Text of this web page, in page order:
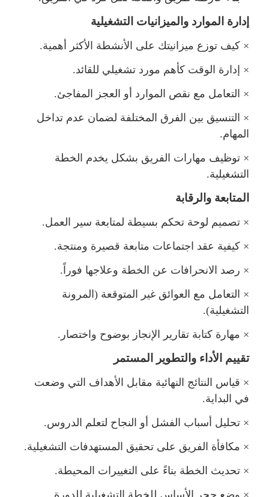
إدارة الموارد والميزانيات التشغيلية
× كيف توزع ميزانيتك على الأنشطة الأكثر أهمية.
× إدارة الوقت كأهم مورد تشغيلي للقائد.
× التعامل مع نقص الموارد أو العجز المفاجئ.
× التنسيق بين الفرق المختلفة لضمان عدم تداخ
المهام.
× توظيف مهارات الفريق بشكل يخدم الخطة
التشغيلية.
المتابعة والرقابة
× تصميم لوحة تحكم بسيطة لمتابعة سير العمل.
× كيفية عقد اجتماعات متابعة قصيرة ومنتجة.
× رصد الانحرافات عن الخطة وعلاجها فوراً.
× التعامل مع العوائق غير المتوقعة (المرونة
التشغيلية).
× هارة كتابة تقارير الإنجاز بوضوح واختصار.
تقييم الأداء والتطوير المستمر
× قياس النتائج النهائية مقابل الأهداف التي وضعت
في البداية.
× تحليل أسباب الفشل أو النجاح لتعلم الدروس.
× كافأة الفريق على تحقيق المستهدفات التشغيلية.
× تحديث الخطة بناءً على التغييرات المحيطة.
× وضع حجر الأساس للخطة التشغيلية للدورة